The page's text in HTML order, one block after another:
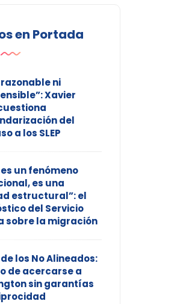
en Portada
razonable ni
Xavier
del
a los SLEP
es un fenómeno
es una
estructural”: el
del Servicio
sobre la migración
los No Alineados:
de acercarse a
sin garantías